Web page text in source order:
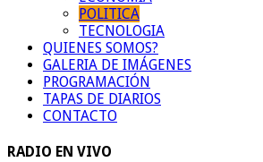
POLITICA
TECNOLOGIA
QUIENES SOMOS?
GALERIA DE IMÁGENES
PROGRAMACIÓN
TAPAS DE DIARIOS
CONTACTO
RADIO EN VIVO